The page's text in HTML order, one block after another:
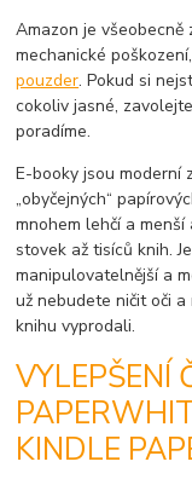
Amazon je všeobecně
mechanické
pouzder. Pokud si
cokoliv jasné,
poradíme.
E-booky jsou moderní
„obyčejných“
mnohem lehčí a
stovek až tisíců knih.
manipulovatelnější a
už nebudete ničit oči
knihu vyprodali.
VYLEPŠENÍ
KINDLE